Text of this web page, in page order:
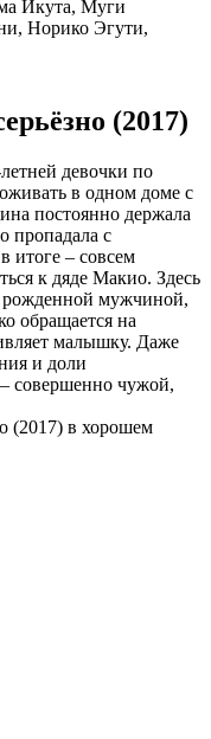
Икута, Муги
Норико Эгути,
(2017)
девочки по
в одном доме с
постоянно держала
пропадала с
итоге – совсем
к дяде Макио. Здесь
рожденной мужчиной,
обращается на
малышку. Даже
и доли
совершенно чужой,
(2017) в хорошем